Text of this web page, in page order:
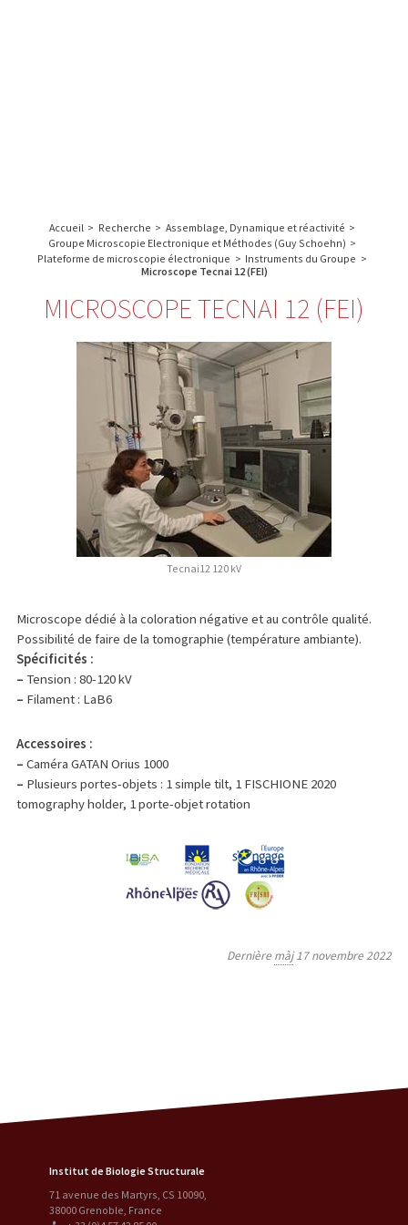
FRANCE
Accueil > Recherche > Assemblage, Dynamique et réactivité >
Groupe Microscopie Electronique et Méthodes (Guy Schoehn) >
Plateforme de microscopie électronique > Instruments du Groupe >
Microscope Tecnai 12 (FEI)
MICROSCOPE TECNAI 12 (FEI)
Tecnai12 120 kV
Microscope dédié à la coloration négative et au contrôle qualité.
Possibilité de faire de la tomographie (température ambiante).
Spécificités :
– Tension : 80-120 kV
– Filament : LaB6
Accessoires :
– Caméra GATAN Orius 1000
– Plusieurs portes-objets : 1 simple tilt, 1 FISCHIONE 2020
tomography holder, 1 porte-objet rotation
Dernière màj17 novembre 2022
Institut de Biologie Structurale
71 avenue des Martyrs, CS 10090,
38000 Grenoble, France